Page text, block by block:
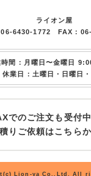
ライオン屋
06-6430-1772 FAX：
時間：月曜日〜金曜日
休業日：土曜日・日曜日
でのご注文も受付中
りご依頼はこちらか
Lion-ya Co.,Ltd. All